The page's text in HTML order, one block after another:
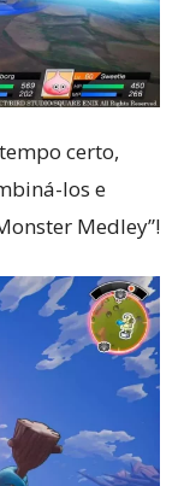
certo,
los e
Medley”!